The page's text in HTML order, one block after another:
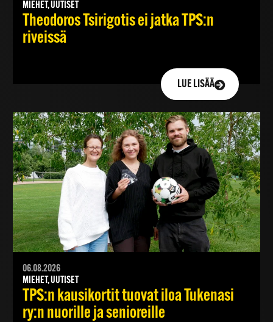
MIEHET, UUTISET
Theodoros Tsirigotis ei jatka TPS:n
riveissä
LUE LISÄÄ
06.08.2026
MIEHET, UUTISET
TPS:n kausikortit tuovat iloa Tukenasi
ry:n nuorille ja senioreille